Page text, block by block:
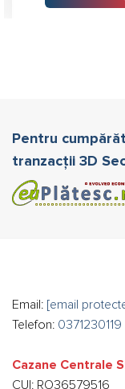
Pentru
tranzacții 3D
Email: [email
Telefon: 0371230119
Cazane Centrale
CUI: RO36579516